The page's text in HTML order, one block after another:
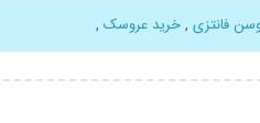
فانتزی ,خرید عروسک ,